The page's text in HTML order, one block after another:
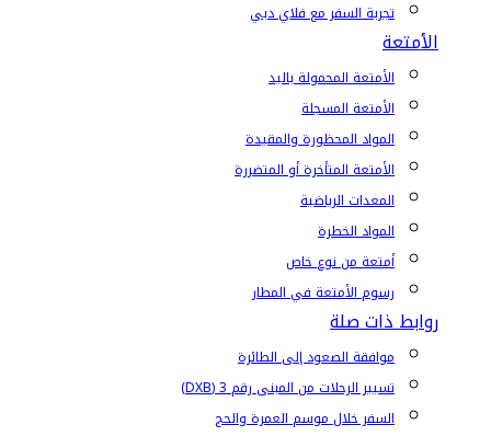
تجربة السفر مع فلاي دبي
الأمتعة
الأمتعة المحمولة باليد
الأمتعة المسجلة
المواد المحظورة والمقيدة
الأمتعة المتأخرة أو المتضررة
المعدات الرياضية
المواد الخطرة
أمتعة من نوع خاص
رسوم الأمتعة في المطار
روابط ذات صلة
موافقة الصعود إلى الطائرة
تسيير الرحلات من المبنى رقم 3 (DXB)
السفر خلال موسم العمرة والحج